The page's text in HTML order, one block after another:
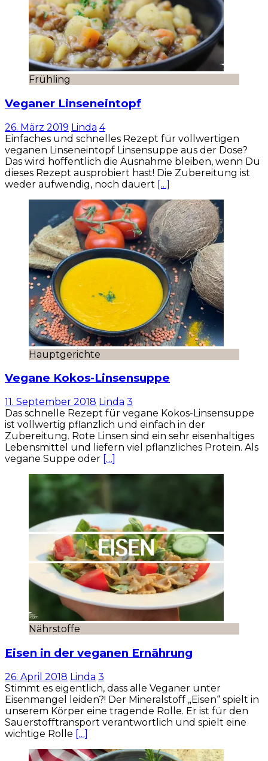
Frühling
Veganer Linseneintopf
26. März 2019 Linda 4
Einfaches und schnelles Rezept für vollwertigen
veganen Linseneintopf Linsensuppe aus der Dose?
Das wird hoffentlich die Ausnahme bleiben, wenn Du
dieses Rezept ausprobiert hast! Die Zubereitung ist
weder aufwendig, noch dauert […]
Hauptgerichte
Vegane Kokos-Linsensuppe
11. September 2018 Linda 3
Das schnelle Rezept für vegane Kokos-Linsensuppe
ist vollwertig pflanzlich und einfach in der
Zubereitung. Rote Linsen sind ein sehr eisenhaltiges
Lebensmittel und liefern viel pflanzliches Protein. Als
vegane Suppe oder […]
Nährstoffe
Eisen in der veganen Ernährung
26. April 2018 Linda 3
Stimmt es eigentlich, dass alle Veganer unter
Eisenmangel leiden?! Der Mineralstoff „Eisen“ spielt in
unserem Körper eine tragende Rolle. Er ist für den
Sauerstofftransport verantwortlich und spielt eine
wichtige Rolle […]